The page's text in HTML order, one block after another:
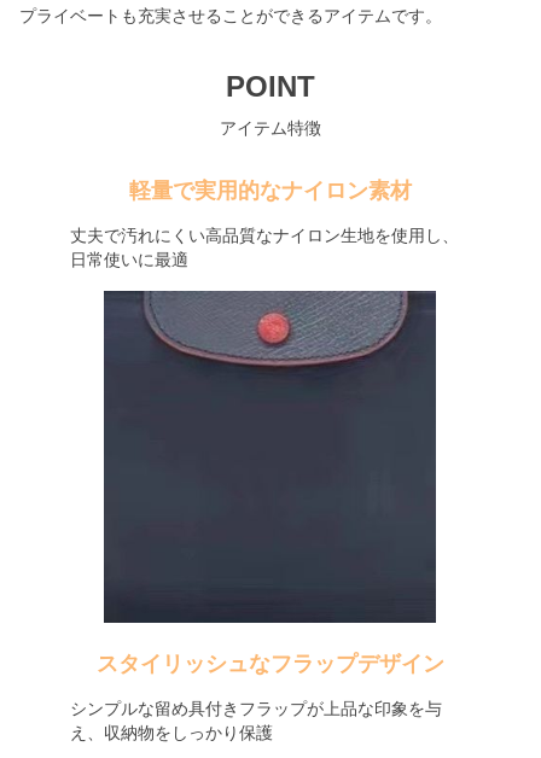
プライベートも充実させることができるアイテムです。
POINT
アイテム特徴
軽量で実用的なナイロン素材
丈夫で汚れにくい高品質なナイロン生地を使用し、
日常使いに最適
スタイリッシュなフラップデザイン
シンプルな留め具付きフラップが上品な印象を与
え、収納物をしっかり保護